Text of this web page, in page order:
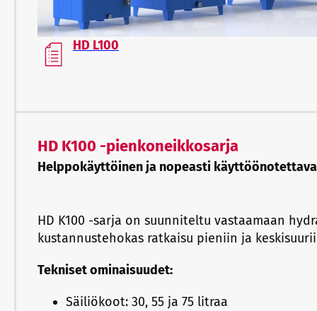
HD L100
HD K100 -pienkoneikkosarja
Helppokäyttöinen ja nopeasti
HD K100 -sarja on suunniteltu vastaamaan
kustannustehokas ratkaisu pieniin ja
Tekniset ominaisuudet:
Säiliökoot: 30, 55 ja 75 litraa